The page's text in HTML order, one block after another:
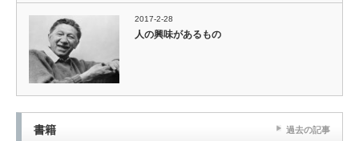
2017-2-28
人の興味があるもの
書籍 過去の記事